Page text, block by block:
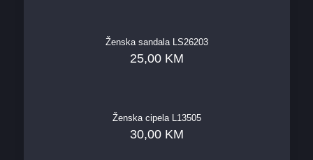
Ženska sandala LS26203
25,00 KM
Ženska cipela L13505
30,00 KM